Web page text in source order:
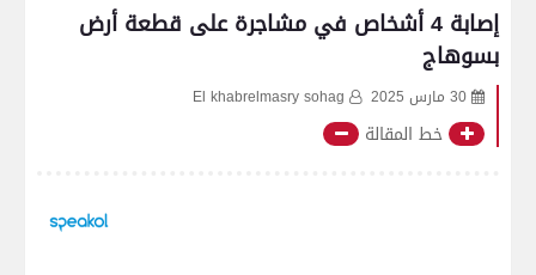
إصابة 4 أشخاص في مشاجرة على قطعة أرض
بسوهاج
30 مارس 2025 El khabrelmasry sohag
خط المقالة